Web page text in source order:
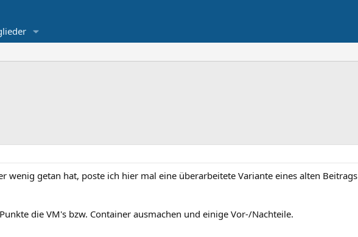
wenig getan hat, poste ich hier mal eine überarbeitete Variante eines alten Beitrags
die VM's bzw. Container ausmachen und einige Vor-/Nachteile.